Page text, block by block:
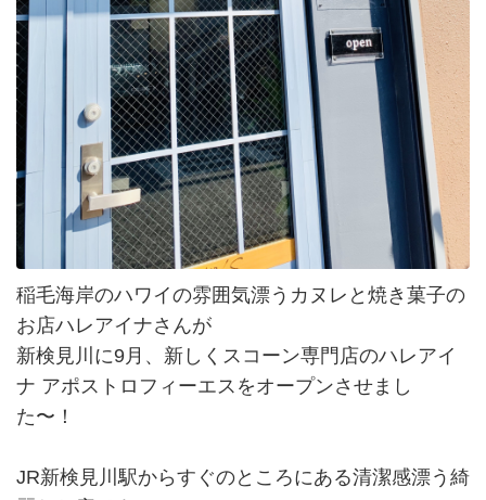
稲毛海岸のハワイの雰囲気漂うカヌレと焼き菓子の
お店ハレアイナさんが
新検見川に9月、新しくスコーン専門店のハレアイ
ナ アポストロフィーエスをオープンさせまし
た〜！
JR新検見川駅からすぐのところにある清潔感漂う綺